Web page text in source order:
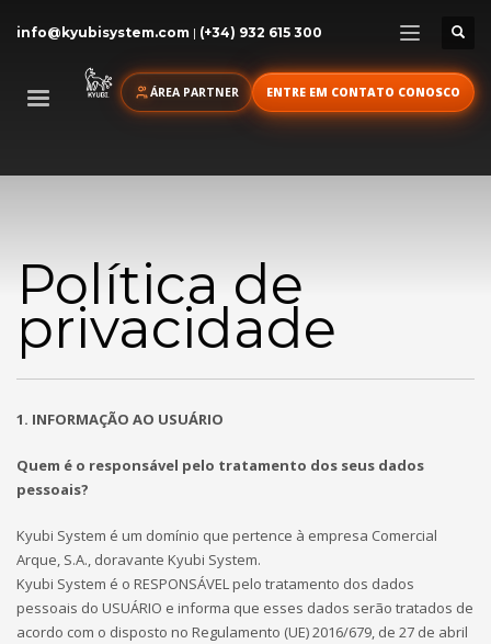
info@kyubisystem.com | (+34) 932 615 300
ÁREA PARTNER ENTRE EM CONTATO CONOSCO
Política de
privacidade
1. INFORMAÇÃO AO USUÁRIO
Quem é o responsável pelo tratamento dos seus dados
pessoais?
Kyubi System é um domínio que pertence à empresa Comercial
Arque, S.A., doravante Kyubi System.
Kyubi System é o RESPONSÁVEL pelo tratamento dos dados
pessoais do USUÁRIO e informa que esses dados serão tratados de
acordo com o disposto no Regulamento (UE) 2016/679, de 27 de abril